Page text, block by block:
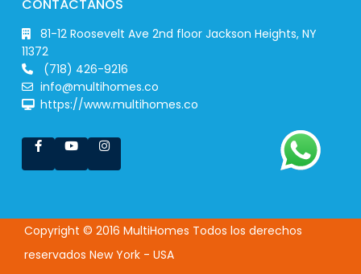
CONTÁCTANOS
81-12 Roosevelt Ave 2nd floor Jackson Heights, NY
11372
(718) 426-9216
info@multihomes.co
https://www.multihomes.co
Copyright © 2016 MultiHomes Todos los derechos
reservados New York - USA